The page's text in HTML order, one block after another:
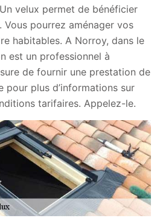
velux permet de bénéficier
Vous pourrez aménager vos
habitables. A Norroy, dans le
est un professionnel à
de fournir une prestation de
pour plus d’informations sur
tarifaires. Appelez-le.